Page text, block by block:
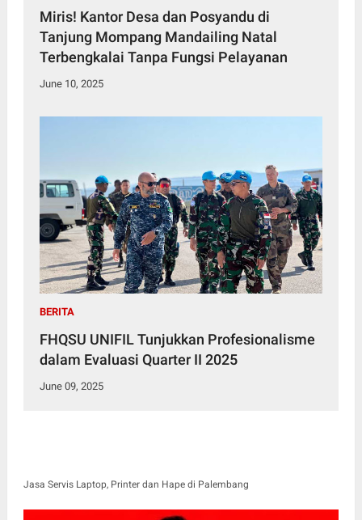
Miris! Kantor Desa dan Posyandu di
Tanjung Mompang Mandailing Natal
Terbengkalai Tanpa Fungsi Pelayanan
June 10, 2025
BERITA
FHQSU UNIFIL Tunjukkan Profesionalisme
dalam Evaluasi Quarter II 2025
June 09, 2025
Jasa Servis Laptop, Printer dan Hape di Palembang